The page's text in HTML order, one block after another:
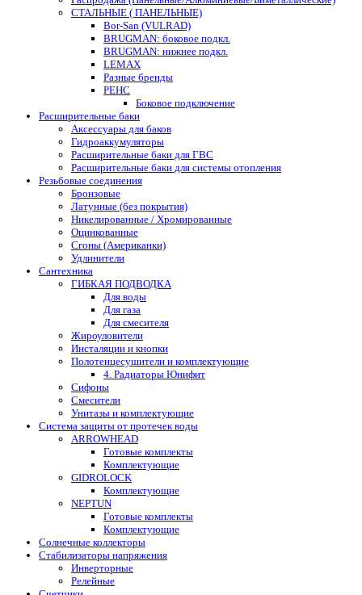
СТАЛЬНЫЕ ( ПАНЕЛЬНЫЕ)
Bor-San (VULRAD)
BRUGMAN: боковое подкл.
BRUGMAN: нижнее подкл.
LEMAX
Разные бренды
РЕНС
Боковое подключение
Расширительные баки
Аксессуары для баков
Гидроаккумуляторы
Расширительные баки для ГВС
Расширительные баки для системы отопления
Резьбовые соединения
Бронзовые
Латунные (без покрытия)
Никелированные / Хромированные
Оцинкованные
Сгоны (Американки)
Удлинители
Сантехника
ГИБКАЯ ПОДВОДКА
Для воды
Для газа
Для смесителя
Жироуловители
Инсталяции и кнопки
Полотенцесушители и комплектующие
4. Радиаторы Юнифит
Сифоны
Смесители
Унитазы и комплектующие
Система защиты от протечек воды
ARROWHEAD
Готовые комплекты
Комплектующие
GIDROLOCK
Комплектующие
NEPTUN
Готовые комплекты
Комплектующие
Солнечные коллекторы
Стабилизаторы напряжения
Инверторные
Релейные